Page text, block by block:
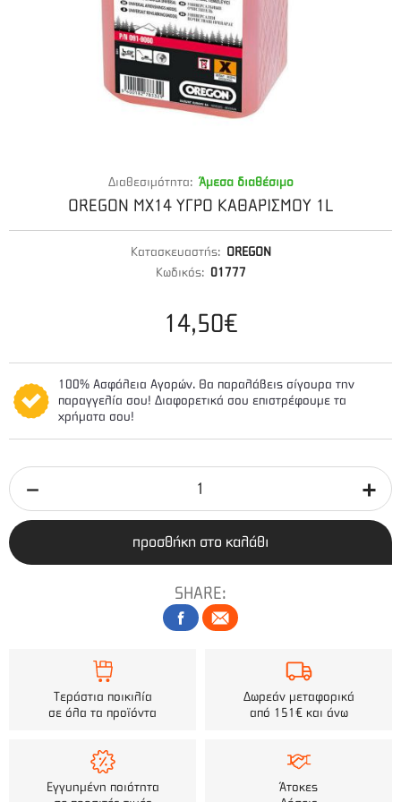
Διαθεσιμότητα: Άμεσα διαθέσιμο
OREGON MX14 ΥΓΡΟ ΚΑΘΑΡΙΣΜΟΥ 1L
Κατασκευαστής: OREGON
Κωδικός: 01777
14,50€
100% Ασφάλεια Αγορών. Θα παραλάβεις σίγουρα την
παραγγελία σου! Διαφορετικά σου επιστρέφουμε τα
χρήματα σου!
προσθήκη στο καλάθι
SHARE:
Τεράστια ποικιλία
σε όλα τα προϊόντα
Δωρεάν μεταφορικά
από 151€ και άνω
Εγγυημένη ποιότητα
Άτοκες